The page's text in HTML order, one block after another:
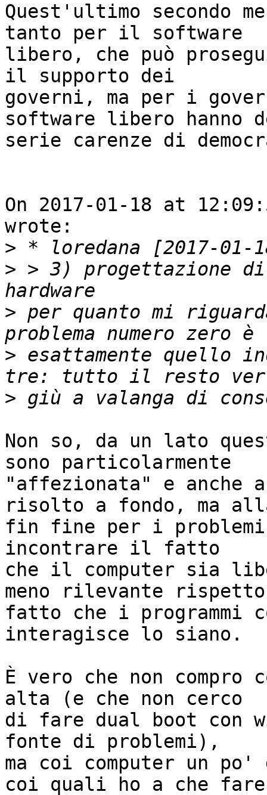
Quest'ultimo secondo
tanto per il software
libero, che può
il supporto dei
governi, ma per i
software libero hanno
serie carenze di
On 2017-01-18 at
wrote:
>
> > 3) progettazione
> per quanto mi
> esattamente quello
>
Non so, da un lato
sono particolarmente
"affezionata" e anche
risolto a fondo, ma
fin fine per i problemi
incontrare il fatto
che il computer sia
meno rilevante
fatto che i programmi
interagisce lo siano.
È vero che non
alta (e che non cerco
di fare dual boot con
fonte di problemi),
ma coi computer un
coi quali ho a che fare